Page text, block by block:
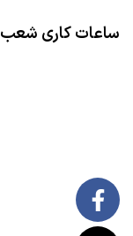
ساعات کاری شعب